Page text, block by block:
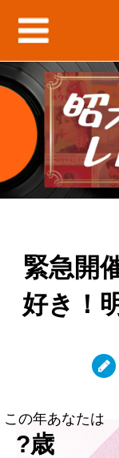
緊急開
好き！
この年あなたは
?歳